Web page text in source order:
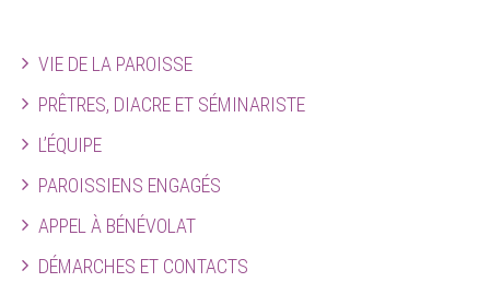
VIE DE LA PAROISSE
PRÊTRES, DIACRE ET SÉMINARISTE
L’ÉQUIPE
PAROISSIENS ENGAGÉS
APPEL À BÉNÉVOLAT
DÉMARCHES ET CONTACTS